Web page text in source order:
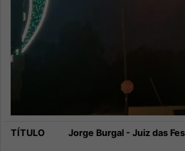
Jorge Burgal - Juiz das